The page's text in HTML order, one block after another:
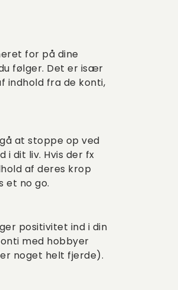
for på dine
følger. Det er især
indhold fra de konti,
at stoppe op ved
dit liv. Hvis der fx
af deres krop
et no go.
positivitet ind i din
med hobbyer
noget helt fjerde).